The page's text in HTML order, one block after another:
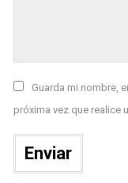
Guarda mi nombre,
próxima vez que realice